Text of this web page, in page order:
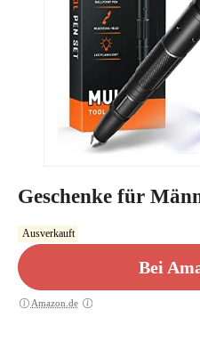
Geschenke für
Ausverkauft
Bei
Amazon.de